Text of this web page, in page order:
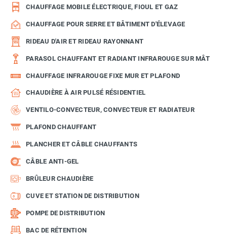
CHAUFFAGE MOBILE ÉLECTRIQUE, FIOUL ET GAZ
CHAUFFAGE POUR SERRE ET BÂTIMENT D'ÉLEVAGE
RIDEAU D'AIR ET RIDEAU RAYONNANT
PARASOL CHAUFFANT ET RADIANT INFRAROUGE SUR MÂT
CHAUFFAGE INFRAROUGE FIXE MUR ET PLAFOND
CHAUDIÈRE À AIR PULSÉ RÉSIDENTIEL
VENTILO-CONVECTEUR, CONVECTEUR ET RADIATEUR
PLAFOND CHAUFFANT
PLANCHER ET CÂBLE CHAUFFANTS
CÂBLE ANTI-GEL
BRÛLEUR CHAUDIÈRE
CUVE ET STATION DE DISTRIBUTION
POMPE DE DISTRIBUTION
BAC DE RÉTENTION